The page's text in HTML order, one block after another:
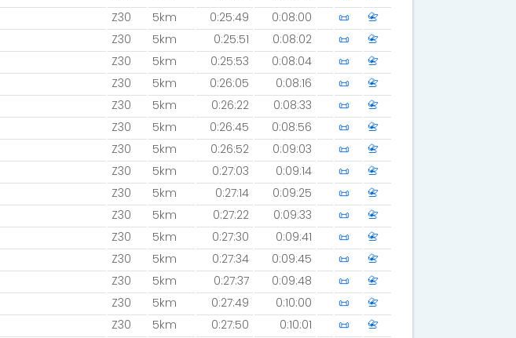
Z30 5km 0:25:49 0:08:00 📜
📇
Z30 5km 0:25:51 0:08:02 📜
📇
Z30 5km 0:25:53 0:08:04 📜
📇
Z30 5km 0:26:05 0:08:16 📜
📇
Z30 5km 0:26:22 0:08:33 📜
📇
Z30 5km 0:26:45 0:08:56 📜
📇
Z30 5km 0:26:52 0:09:03 📜
📇
Z30 5km 0:27:03 0:09:14 📜
📇
Z30 5km 0:27:14 0:09:25 📜
📇
Z30 5km 0:27:22 0:09:33 📜
📇
Z30 5km 0:27:30 0:09:41 📜
📇
Z30 5km 0:27:34 0:09:45 📜
📇
Z30 5km 0:27:37 0:09:48 📜
📇
Z30 5km 0:27:49 0:10:00 📜
📇
Z30 5km 0:27:50 0:10:01 📜
📇